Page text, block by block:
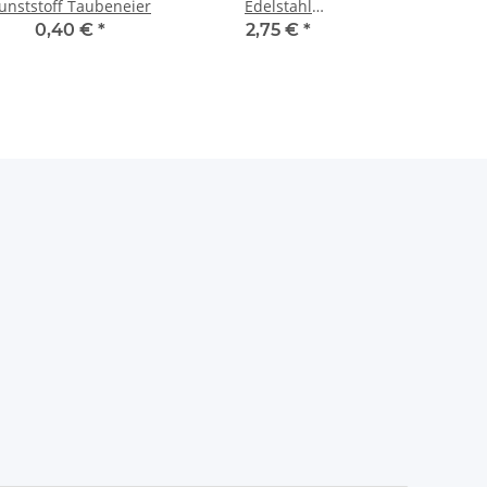
Taubeneier
0,40 € *
Edelstahl
Taubenzubehör 16 cm
2,75 € *